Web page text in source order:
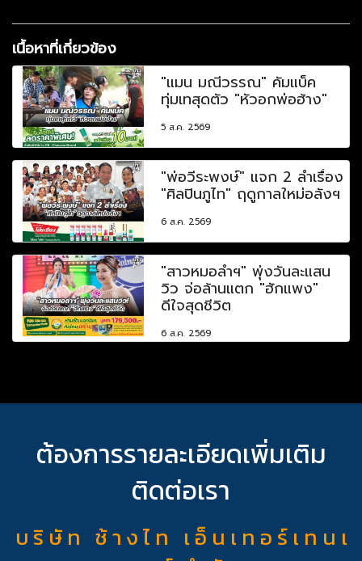
เนื้อหาที่เกี่ยวข้อง
"แมน มณีวรรณ" คัมแบ็ค
ทุ่มเทสุดตัว "หัวอกพ่อฮ้าง"
5 ส.ค. 2569
"พ่อวีระพงษ์" แจก 2 ลำเรื่อง
"ศิลปินภูไท" ฤดูกาลใหม่อลังฯ
6 ส.ค. 2569
"สาวหมอลำฯ" พุ่งวันละแสน
วิว จ่อล้านแตก "ฮักแพง"
ดีใจสุดชีวิต
6 ส.ค. 2569
ต้องการรายละเอียดเพิ่มเติม
ติดต่อเรา
บ ริ ษั ท ช้ า ง ไ ท เ อ็ น เ ท อ ร์ เ ท น เ